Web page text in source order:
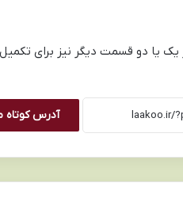
یا دو قسمت دیگر نیز برای
آدرس